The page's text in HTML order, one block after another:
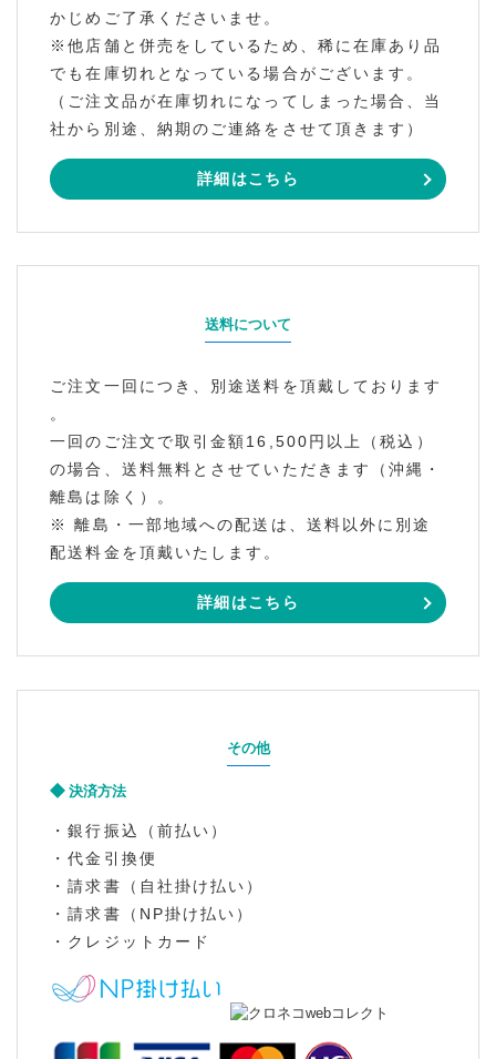
かじめご了承くださいませ。
※他店舗と併売をしているため、稀に在庫あり品
でも在庫切れとなっている場合がございます。
（ご注文品が在庫切れになってしまった場合、当
社から別途、納期のご連絡をさせて頂きます）
詳細はこちら
送料について
ご注文一回につき、別途送料を頂戴しております
。
一回のご注文で取引金額16,500円以上（税込）
の場合、送料無料とさせていただきます（沖縄・
離島は除く）。
※ 離島・一部地域への配送は、送料以外に別途
配送料金を頂戴いたします。
詳細はこちら
その他
決済方法
・銀行振込（前払い）
・代金引換便
・請求書（自社掛け払い）
・請求書（NP掛け払い）
・クレジットカード